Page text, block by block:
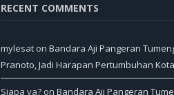
RECENT COMMENTS
mylesat on Bandara Aji Pangeran
Pranoto, Jadi Harapan Pertumbuhan
Siapa ya? on Bandara Aji Pangeran